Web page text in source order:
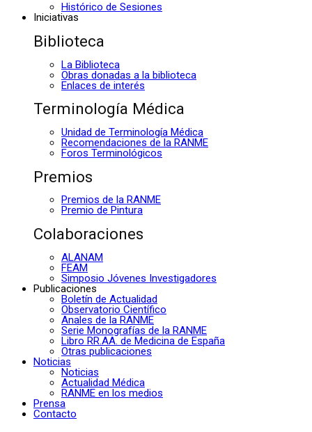
Histórico de Sesiones
Iniciativas
Biblioteca
La Biblioteca
Obras donadas a la biblioteca
Enlaces de interés
Terminología Médica
Unidad de Terminología Médica
Recomendaciones de la RANME
Foros Terminológicos
Premios
Premios de la RANME
Premio de Pintura
Colaboraciones
ALANAM
FEAM
Simposio Jóvenes Investigadores
Publicaciones
Boletín de Actualidad
Observatorio Científico
Anales de la RANME
Serie Monografías de la RANME
Libro RR.AA. de Medicina de España
Otras publicaciones
Noticias
Noticias
Actualidad Médica
RANME en los medios
Prensa
Contacto